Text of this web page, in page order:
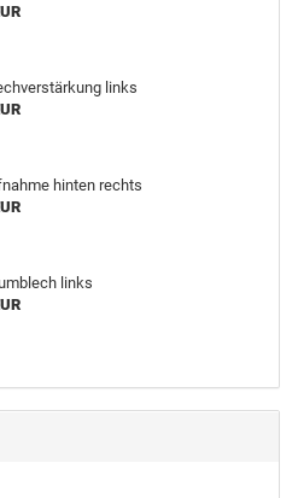
links
hinten rechts
links